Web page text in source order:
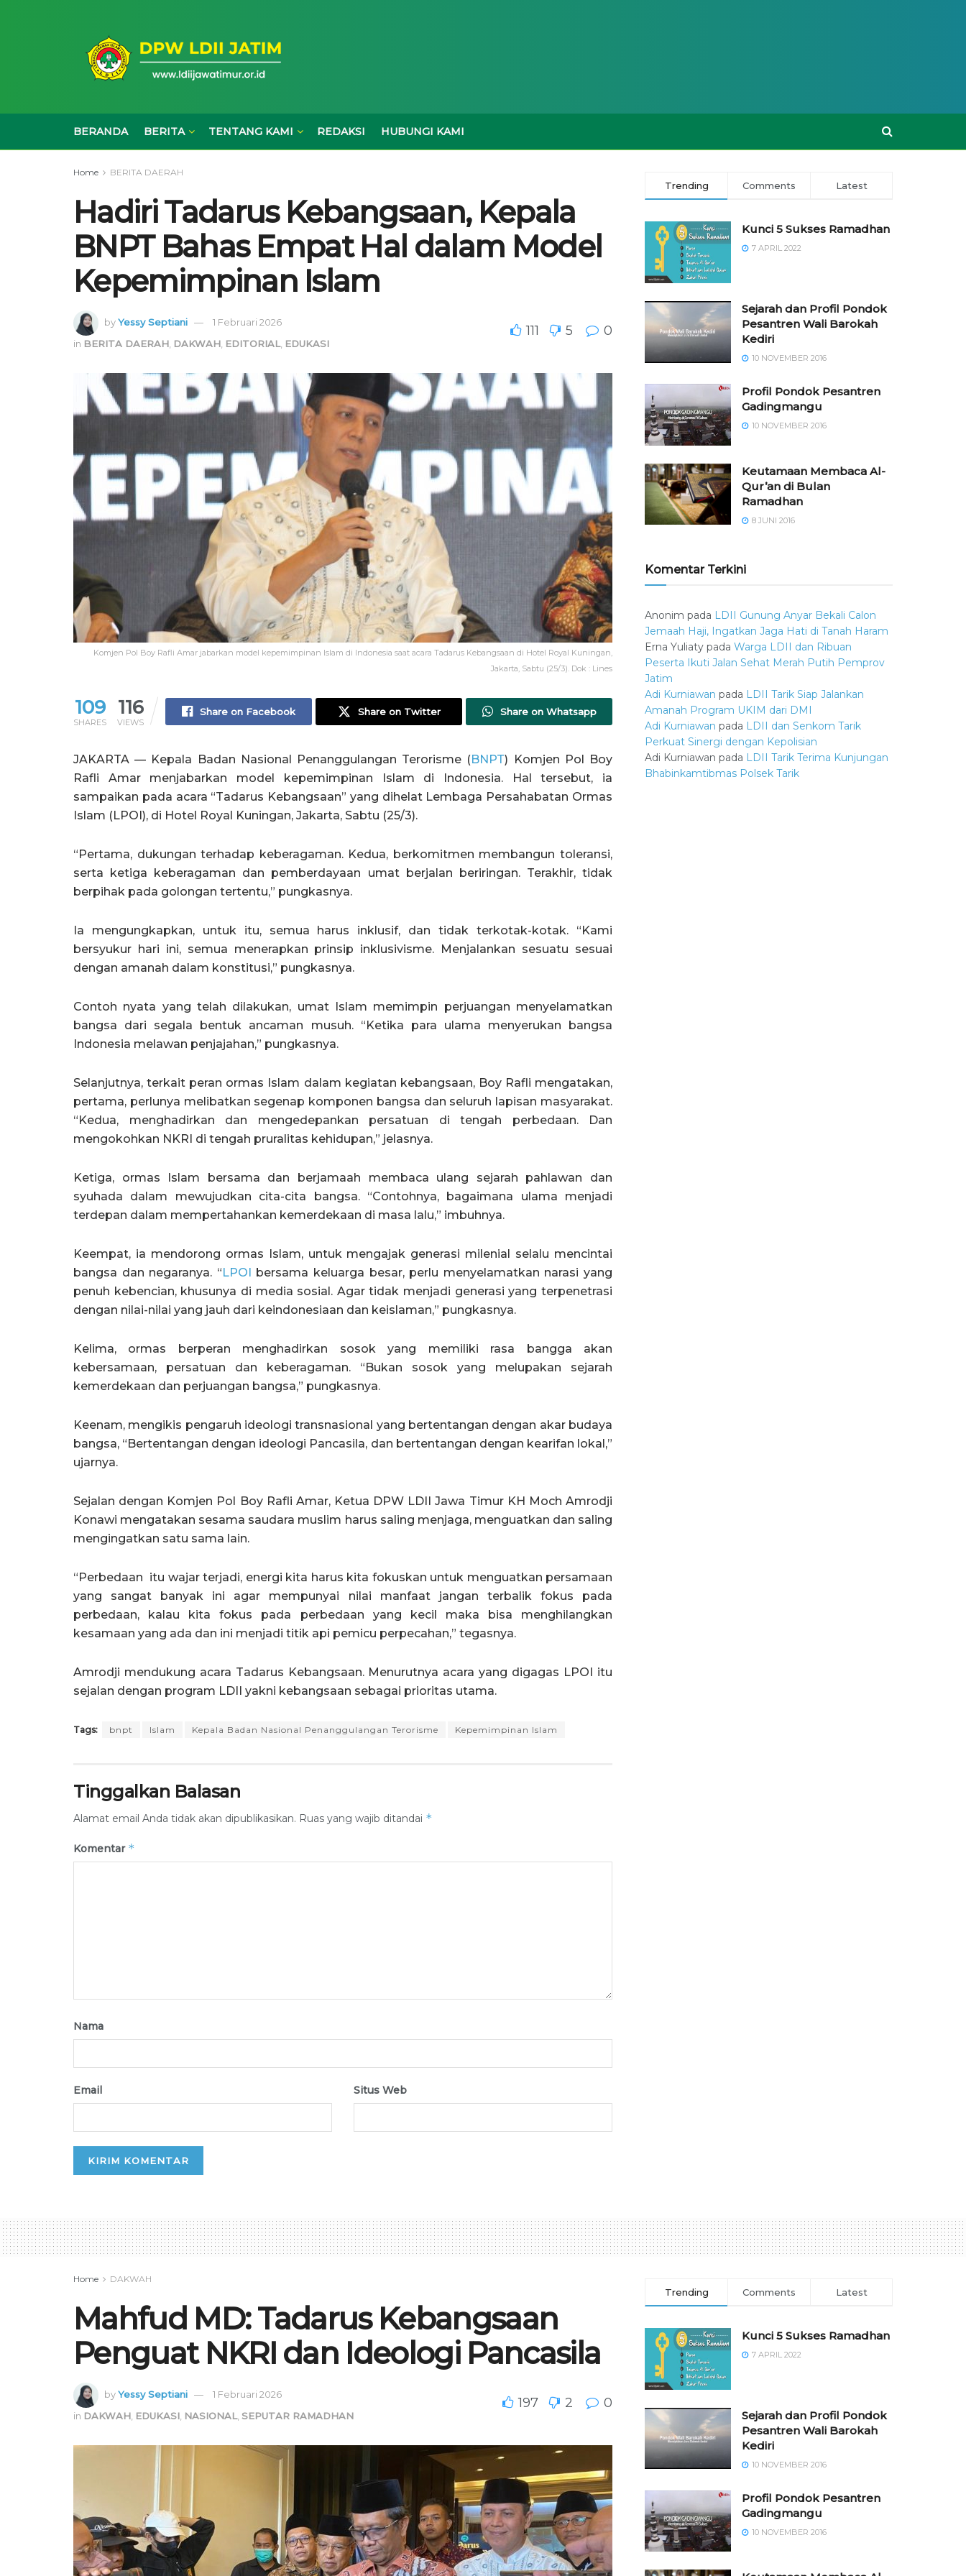
BERANDA BERITA TENTANG KAMI REDAKSI HUBUNGI KAMI
Home BERITA DAERAH
Hadiri Tadarus Kebangsaan, Kepala
BNPT Bahas Empat Hal dalam Model
Kepemimpinan Islam
byYessy Septiani
1 Februari 2026
in BERITA DAERAH DAKWAH EDITORIAL, EDUKASI
111 5 0
Komjen Pol Boy Rafli Amar jabarkan model kepemimpinan Islam di Indonesia saat acara Tadarus Kebangsaan di Hotel Royal Kuningan,
Jakarta, Sabtu (25/3). Dok : Lines
109
SHARES
116
VIEWS
Share on Facebook Share on Twitter Share on Whatsapp
JAKARTA — Kepala Badan Nasional Penanggulangan Terorisme (BNPT) Komjen Pol Boy
Rafli Amar menjabarkan model kepemimpinan Islam di Indonesia. Hal tersebut, ia
sampaikan pada acara “Tadarus Kebangsaan” yang dihelat Lembaga Persahabatan Ormas
Islam (LPOI), di Hotel Royal Kuningan, Jakarta, Sabtu (25/3).
“Pertama, dukungan terhadap keberagaman. Kedua, berkomitmen membangun toleransi,
serta ketiga keberagaman dan pemberdayaan umat berjalan beriringan. Terakhir, tidak
berpihak pada golongan tertentu,” pungkasnya.
Ia mengungkapkan, untuk itu, semua harus inklusif, dan tidak terkotak-kotak. “Kami
bersyukur hari ini, semua menerapkan prinsip inklusivisme. Menjalankan sesuatu sesuai
dengan amanah dalam konstitusi,” pungkasnya.
Contoh nyata yang telah dilakukan, umat Islam memimpin perjuangan menyelamatkan
bangsa dari segala bentuk ancaman musuh. “Ketika para ulama menyerukan bangsa
Indonesia melawan penjajahan,” pungkasnya.
Selanjutnya, terkait peran ormas Islam dalam kegiatan kebangsaan, Boy Rafli mengatakan,
pertama, perlunya melibatkan segenap komponen bangsa dan seluruh lapisan masyarakat.
“Kedua, menghadirkan dan mengedepankan persatuan di tengah perbedaan. Dan
mengokohkan NKRI di tengah pruralitas kehidupan,” jelasnya.
Ketiga, ormas Islam bersama dan berjamaah membaca ulang sejarah pahlawan dan
syuhada dalam mewujudkan cita-cita bangsa. “Contohnya, bagaimana ulama menjadi
terdepan dalam mempertahankan kemerdekaan di masa lalu,” imbuhnya.
Keempat, ia mendorong ormas Islam, untuk mengajak generasi milenial selalu mencintai
bangsa dan negaranya. “LPOI bersama keluarga besar, perlu menyelamatkan narasi yang
penuh kebencian, khusunya di media sosial. Agar tidak menjadi generasi yang terpenetrasi
dengan nilai-nilai yang jauh dari keindonesiaan dan keislaman,” pungkasnya.
Kelima, ormas berperan menghadirkan sosok yang memiliki rasa bangga akan
kebersamaan, persatuan dan keberagaman. “Bukan sosok yang melupakan sejarah
kemerdekaan dan perjuangan bangsa,” pungkasnya.
Keenam, mengikis pengaruh ideologi transnasional yang bertentangan dengan akar budaya
bangsa, “Bertentangan dengan ideologi Pancasila, dan bertentangan dengan kearifan lokal,”
ujarnya.
Sejalan dengan Komjen Pol Boy Rafli Amar, Ketua DPW LDII Jawa Timur KH Moch Amrodji
Konawi mengatakan sesama saudara muslim harus saling menjaga, menguatkan dan saling
mengingatkan satu sama lain.
“Perbedaan itu wajar terjadi, energi kita harus kita fokuskan untuk menguatkan persamaan
yang sangat banyak ini agar mempunyai nilai manfaat jangan terbalik fokus pada
perbedaan, kalau kita fokus pada perbedaan yang kecil maka bisa menghilangkan
kesamaan yang ada dan ini menjadi titik api pemicu perpecahan,” tegasnya.
Amrodji mendukung acara Tadarus Kebangsaan. Menurutnya acara yang digagas LPOI itu
sejalan dengan program LDII yakni kebangsaan sebagai prioritas utama.
Tags: bnpt Islam Kepala Badan Nasional Penanggulangan Terorisme Kepemimpinan Islam
Tinggalkan Balasan
Alamat email Anda tidak akan dipublikasikan. Ruas yang wajib ditandai *
Komentar *
Nama
Email Situs Web
Trending Comments Latest
Kunci 5 Sukses Ramadhan
7 APRIL 2022
Sejarah dan Profil Pondok
Pesantren Wali Barokah
Kediri
10 NOVEMBER 2016
⁠⁠⁠Profil Pondok Pesantren
Gadingmangu
10 NOVEMBER 2016
Keutamaan Membaca Al-
Qur’an di Bulan
Ramadhan
8 JUNI 2016
Komentar Terkini
Anonim pada LDII Gunung Anyar Bekali Calon
Jemaah Haji, Ingatkan Jaga Hati di Tanah Haram
Erna Yuliaty pada Warga LDII dan Ribuan
Peserta Ikuti Jalan Sehat Merah Putih Pemprov
Jatim
Adi Kurniawan pada LDII Tarik Siap Jalankan
Amanah Program UKIM dari DMI
Adi Kurniawan pada LDII dan Senkom Tarik
Perkuat Sinergi dengan Kepolisian
Adi Kurniawan pada LDII Tarik Terima Kunjungan
Bhabinkamtibmas Polsek Tarik
Home DAKWAH
Mahfud MD: Tadarus Kebangsaan
Penguat NKRI dan Ideologi Pancasila
byYessy Septiani
1 Februari 2026
in DAKWAH EDUKASI NASIONAL, SEPUTAR RAMADHAN
197 2 0
Trending Comments Latest
Kunci 5 Sukses Ramadhan
7 APRIL 2022
Sejarah dan Profil Pondok
Pesantren Wali Barokah
Kediri
10 NOVEMBER 2016
⁠⁠⁠Profil Pondok Pesantren
Gadingmangu
10 NOVEMBER 2016